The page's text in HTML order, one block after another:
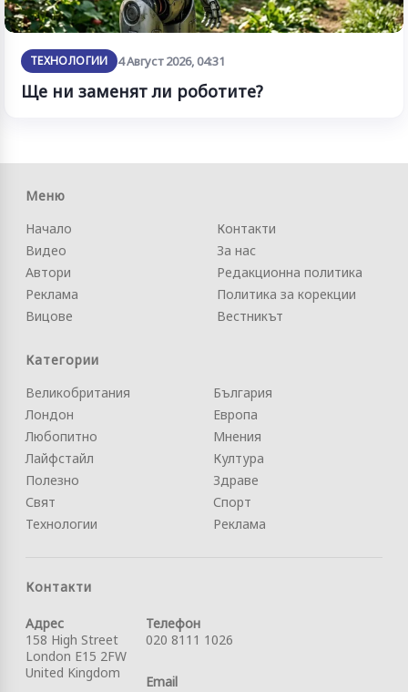
ТЕХНОЛОГИИ 4 Август 2026, 04:31
Ще ни заменят ли роботите?
Меню
Начало
Видео
Автори
Реклама
Вицове
Контакти
За нас
Редакционна политика
Политика за корекции
Вестникът
Категории
Великобритания
Лондон
Любопитно
Лайфстайл
Полезно
Свят
Технологии
България
Европа
Мнения
Култура
Здраве
Спорт
Реклама
Контакти
Адрес
158 High Street
London E15 2FW
United Kingdom
Телефон
020 8111 1026
Email